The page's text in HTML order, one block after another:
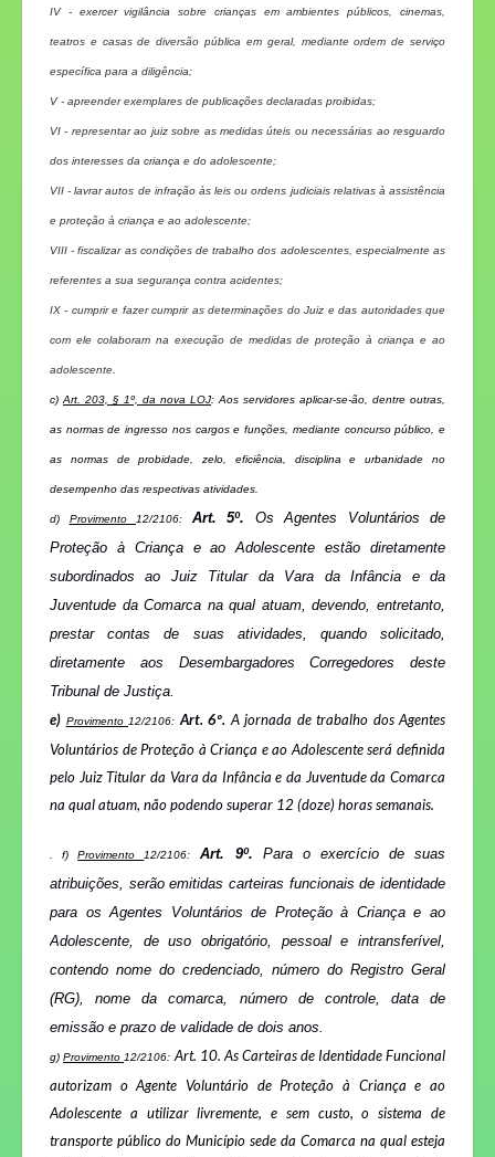
IV - exercer vigilância sobre crianças em ambientes públicos, cinemas,
teatros e casas de diversão pública em geral, mediante ordem de serviço
específica para a diligência;
V - apreender exemplares de publicações declaradas proibidas;
VI - representar ao juiz sobre as medidas úteis ou necessárias ao resguardo
dos interesses da criança e do adolescente;
VII - lavrar autos de infração às leis ou ordens judiciais relativas à assistência
e proteção à criança e ao adolescente;
VIII - fiscalizar as condições de trabalho dos adolescentes, especialmente as
referentes a sua segurança contra acidentes;
IX - cumprir e fazer cumprir as determinações do Juiz e das autoridades que
com ele colaboram na execução de medidas de proteção à criança e ao
adolescente.
c) Art. 203, § 1º, da nova LOJ: Aos servidores aplicar-se-ão, dentre outras,
as normas de ingresso nos cargos e funções, mediante concurso público, e
as normas de probidade, zelo, eficiência, disciplina e urbanidade no
desempenho das respectivas atividades.
d) Provimento 12/2106: Art. 5º. Os Agentes Voluntários de
Proteção à Criança e ao Adolescente estão diretamente
subordinados ao Juiz Titular da Vara da Infância e da
Juventude da Comarca na qual atuam, devendo, entretanto,
prestar contas de suas atividades, quando solicitado,
diretamente aos Desembargadores Corregedores deste
Tribunal de Justiça.
e) Provimento 12/2106: Art. 6º. A jornada de trabalho dos Agentes
Voluntários de Proteção à Criança e ao Adolescente será definida
pelo Juiz Titular da Vara da Infância e da Juventude da Comarca
na qual atuam, não podendo superar 12 (doze) horas semanais.
. f)Provimento 12/2106: Art. 9º. Para o exercício de suas
atribuições, serão emitidas carteiras funcionais de identidade
para os Agentes Voluntários de Proteção à Criança e ao
Adolescente, de uso obrigatório, pessoal e intransferível,
contendo nome do credenciado, número do Registro Geral
(RG), nome da comarca, número de controle, data de
emissão e prazo de validade de dois anos.
g) Provimento 12/2106: Art. 10. As Carteiras de Identidade Funcional
autorizam o Agente Voluntário de Proteção à Criança e ao
Adolescente a utilizar livremente, e sem custo, o sistema de
transporte público do Município sede da Comarca na qual esteja